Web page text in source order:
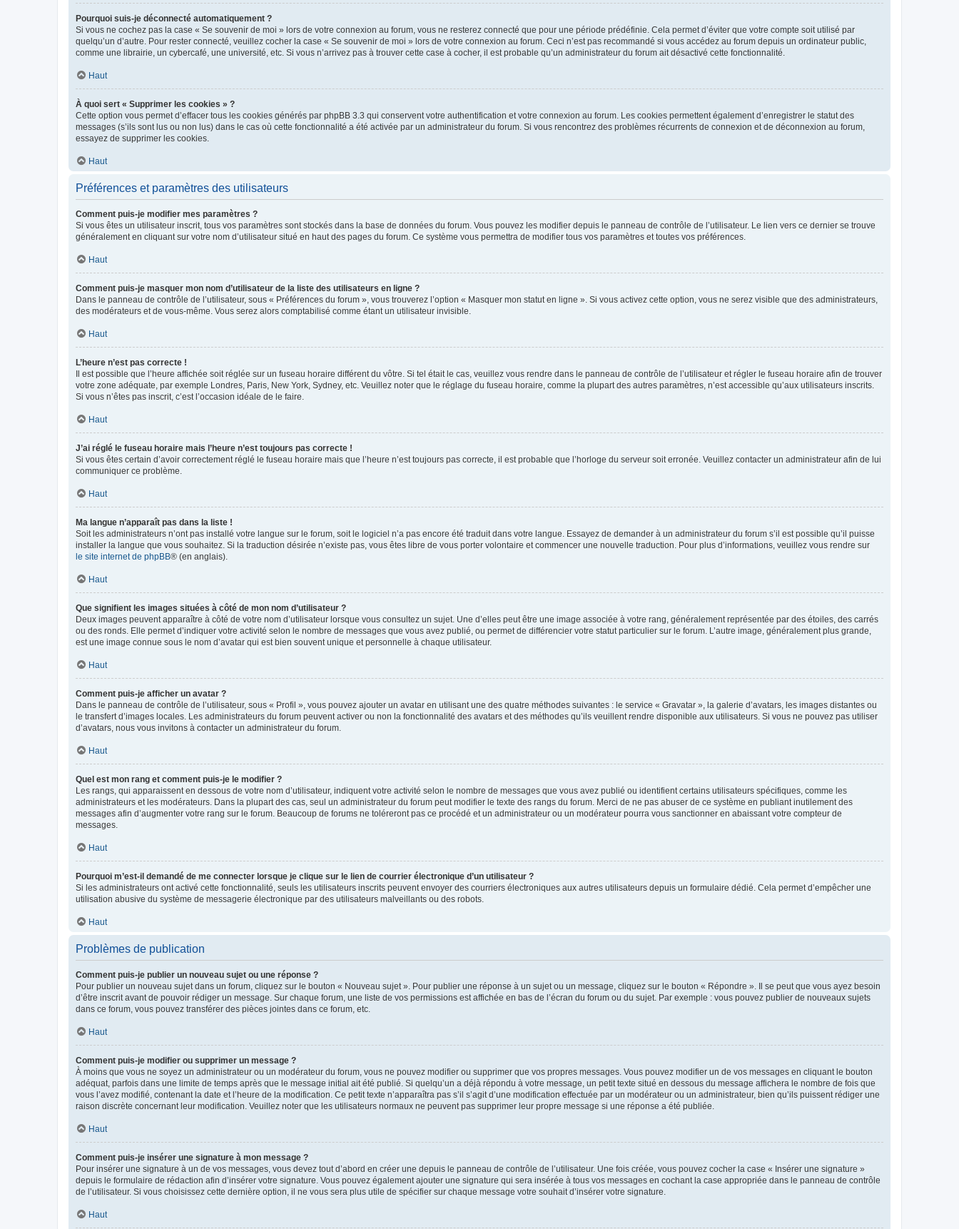
Pourquoi suis-je déconnecté automatiquement ?
Si vous ne cochez pas la case « Se souvenir de moi » lors de votre connexion au forum, vous ne resterez connecté que pour une période prédéfinie. Cela permet d’éviter que votre compte soit utilisé par
quelqu’un d’autre. Pour rester connecté, veuillez cocher la case « Se souvenir de moi » lors de votre connexion au forum. Ceci n’est pas recommandé si vous accédez au forum depuis un ordinateur public,
comme une librairie, un cybercafé, une université, etc. Si vous n’arrivez pas à trouver cette case à cocher, il est probable qu’un administrateur du forum ait désactivé cette fonctionnalité.
Haut
À quoi sert « Supprimer les cookies » ?
Cette option vous permet d’effacer tous les cookies générés par phpBB 3.3 qui conservent votre authentification et votre connexion au forum. Les cookies permettent également d’enregistrer le statut des
messages (s’ils sont lus ou non lus) dans le cas où cette fonctionnalité a été activée par un administrateur du forum. Si vous rencontrez des problèmes récurrents de connexion et de déconnexion au forum,
essayez de supprimer les cookies.
Haut
Préférences et paramètres des utilisateurs
Comment puis-je modifier mes paramètres ?
Si vous êtes un utilisateur inscrit, tous vos paramètres sont stockés dans la base de données du forum. Vous pouvez les modifier depuis le panneau de contrôle de l’utilisateur. Le lien vers ce dernier se trouve
généralement en cliquant sur votre nom d’utilisateur situé en haut des pages du forum. Ce système vous permettra de modifier tous vos paramètres et toutes vos préférences.
Haut
Comment puis-je masquer mon nom d’utilisateur de la liste des utilisateurs en ligne ?
Dans le panneau de contrôle de l’utilisateur, sous « Préférences du forum », vous trouverez l’option « Masquer mon statut en ligne ». Si vous activez cette option, vous ne serez visible que des administrateurs,
des modérateurs et de vous-même. Vous serez alors comptabilisé comme étant un utilisateur invisible.
Haut
L’heure n’est pas correcte !
Il est possible que l’heure affichée soit réglée sur un fuseau horaire différent du vôtre. Si tel était le cas, veuillez vous rendre dans le panneau de contrôle de l’utilisateur et régler le fuseau horaire afin de trouver
votre zone adéquate, par exemple Londres, Paris, New York, Sydney, etc. Veuillez noter que le réglage du fuseau horaire, comme la plupart des autres paramètres, n’est accessible qu’aux utilisateurs inscrits.
Si vous n’êtes pas inscrit, c’est l’occasion idéale de le faire.
Haut
J’ai réglé le fuseau horaire mais l’heure n’est toujours pas correcte !
Si vous êtes certain d’avoir correctement réglé le fuseau horaire mais que l’heure n’est toujours pas correcte, il est probable que l’horloge du serveur soit erronée. Veuillez contacter un administrateur afin de lui
communiquer ce problème.
Haut
Ma langue n’apparaît pas dans la liste !
Soit les administrateurs n’ont pas installé votre langue sur le forum, soit le logiciel n’a pas encore été traduit dans votre langue. Essayez de demander à un administrateur du forum s’il est possible qu’il puisse
installer la langue que vous souhaitez. Si la traduction désirée n’existe pas, vous êtes libre de vous porter volontaire et commencer une nouvelle traduction. Pour plus d’informations, veuillez vous rendre sur
le site internet de phpBB® (en anglais).
Haut
Que signifient les images situées à côté de mon nom d’utilisateur ?
Deux images peuvent apparaître à côté de votre nom d’utilisateur lorsque vous consultez un sujet. Une d’elles peut être une image associée à votre rang, généralement représentée par des étoiles, des carrés
ou des ronds. Elle permet d’indiquer votre activité selon le nombre de messages que vous avez publié, ou permet de différencier votre statut particulier sur le forum. L’autre image, généralement plus grande,
est une image connue sous le nom d’avatar qui est bien souvent unique et personnelle à chaque utilisateur.
Haut
Comment puis-je afficher un avatar ?
Dans le panneau de contrôle de l’utilisateur, sous « Profil », vous pouvez ajouter un avatar en utilisant une des quatre méthodes suivantes : le service « Gravatar », la galerie d’avatars, les images distantes ou
le transfert d’images locales. Les administrateurs du forum peuvent activer ou non la fonctionnalité des avatars et des méthodes qu’ils veuillent rendre disponible aux utilisateurs. Si vous ne pouvez pas utiliser
d’avatars, nous vous invitons à contacter un administrateur du forum.
Haut
Quel est mon rang et comment puis-je le modifier ?
Les rangs, qui apparaissent en dessous de votre nom d’utilisateur, indiquent votre activité selon le nombre de messages que vous avez publié ou identifient certains utilisateurs spécifiques, comme les
administrateurs et les modérateurs. Dans la plupart des cas, seul un administrateur du forum peut modifier le texte des rangs du forum. Merci de ne pas abuser de ce système en publiant inutilement des
messages afin d’augmenter votre rang sur le forum. Beaucoup de forums ne toléreront pas ce procédé et un administrateur ou un modérateur pourra vous sanctionner en abaissant votre compteur de
messages.
Haut
Pourquoi m’est-il demandé de me connecter lorsque je clique sur le lien de courrier électronique d’un utilisateur ?
Si les administrateurs ont activé cette fonctionnalité, seuls les utilisateurs inscrits peuvent envoyer des courriers électroniques aux autres utilisateurs depuis un formulaire dédié. Cela permet d’empêcher une
utilisation abusive du système de messagerie électronique par des utilisateurs malveillants ou des robots.
Haut
Problèmes de publication
Comment puis-je publier un nouveau sujet ou une réponse ?
Pour publier un nouveau sujet dans un forum, cliquez sur le bouton « Nouveau sujet ». Pour publier une réponse à un sujet ou un message, cliquez sur le bouton « Répondre ». Il se peut que vous ayez besoin
d’être inscrit avant de pouvoir rédiger un message. Sur chaque forum, une liste de vos permissions est affichée en bas de l’écran du forum ou du sujet. Par exemple : vous pouvez publier de nouveaux sujets
dans ce forum, vous pouvez transférer des pièces jointes dans ce forum, etc.
Haut
Comment puis-je modifier ou supprimer un message ?
À moins que vous ne soyez un administrateur ou un modérateur du forum, vous ne pouvez modifier ou supprimer que vos propres messages. Vous pouvez modifier un de vos messages en cliquant le bouton
adéquat, parfois dans une limite de temps après que le message initial ait été publié. Si quelqu’un a déjà répondu à votre message, un petit texte situé en dessous du message affichera le nombre de fois que
vous l’avez modifié, contenant la date et l’heure de la modification. Ce petit texte n’apparaîtra pas s’il s’agit d’une modification effectuée par un modérateur ou un administrateur, bien qu’ils puissent rédiger une
raison discrète concernant leur modification. Veuillez noter que les utilisateurs normaux ne peuvent pas supprimer leur propre message si une réponse a été publiée.
Haut
Comment puis-je insérer une signature à mon message ?
Pour insérer une signature à un de vos messages, vous devez tout d’abord en créer une depuis le panneau de contrôle de l’utilisateur. Une fois créée, vous pouvez cocher la case « Insérer une signature »
depuis le formulaire de rédaction afin d’insérer votre signature. Vous pouvez également ajouter une signature qui sera insérée à tous vos messages en cochant la case appropriée dans le panneau de contrôle
de l’utilisateur. Si vous choisissez cette dernière option, il ne vous sera plus utile de spécifier sur chaque message votre souhait d’insérer votre signature.
Haut